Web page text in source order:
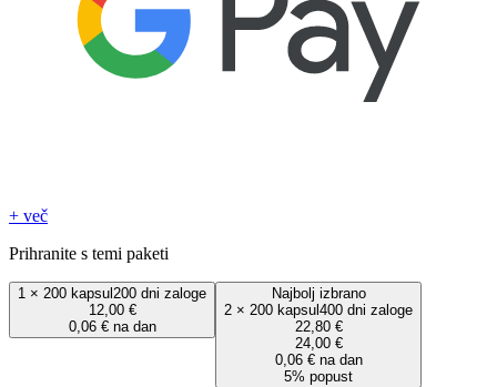
+ več
Prihranite s temi paketi
1 × 200 kapsul 200 dni zaloge
12,00 €
0,06 € na dan
Najbolj izbrano
2 × 200 kapsul 400 dni zaloge
22,80 €
24,00 €
0,06 € na dan
5% popust